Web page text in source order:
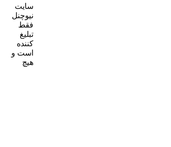
سایت
نیوچنل
فقط
تبلیغ
کننده
است و
هیچ